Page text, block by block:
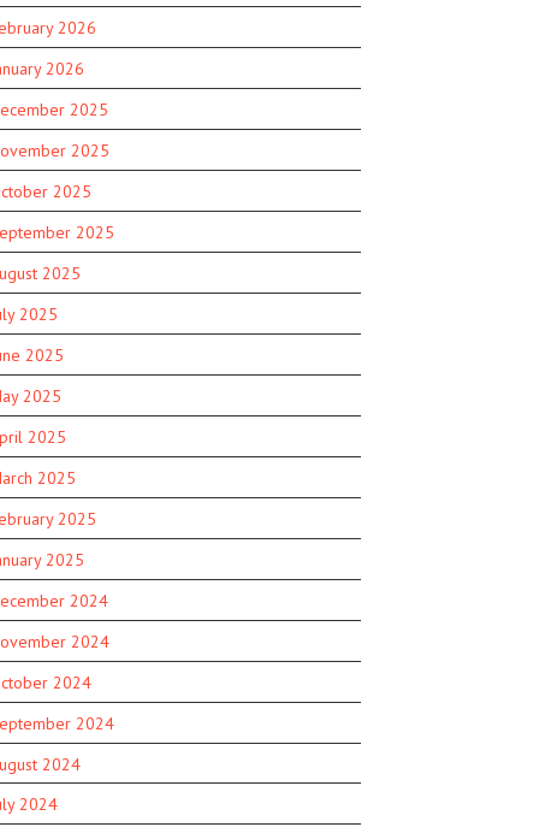
2026
2026
2025
2025
2025
2025
2025
2025
2025
2025
2025
2025
2025
2025
2024
2024
2024
2024
2024
2024